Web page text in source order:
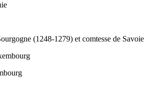
(1248-1279) et comtesse de Savoie